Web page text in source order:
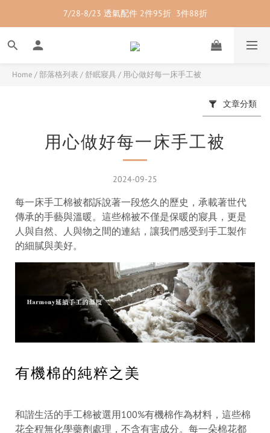
7/28-8/23 紳士內著 2件9折
7/28-8/23 透氣配件 2件95折  3件88折
7/28-8/23 紳士內著 2件9折
Home /部落格列表 /舒眠寢具 / 用心做好每一床手工被
文章分類
用心做好每一床手工被
2024-09-25
每一床手工棉被都訴說著一段悠久的歷史，承載著世代
傳承的手藝與溫暖。這些棉被不僅是保暖的寢具，更是
人與自然、人與物之間的連結，讓我們感受到手工製作
的細膩與美好。
有機棉的純粹之美
和諧生活的手工棉被選用100%有機棉作為材料，這些棉
花全程無化學藥劑處理，不含有害成分。每一朵棉花都